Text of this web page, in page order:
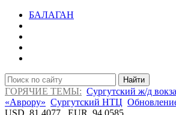
БАЛАГАН
Найти
ГОРЯЧИЕ ТЕМЫ: Сургутский ж/д
«Аврору» Сургутский НТЦ
USD 81,4077 EUR 94,0585